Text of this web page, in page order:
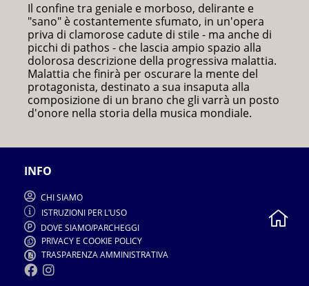
Il confine tra geniale e morboso, delirante e
"sano" è costantemente sfumato, in un'opera
priva di clamorose cadute di stile - ma anche di
picchi di pathos - che lascia ampio spazio alla
dolorosa descrizione della progressiva malattia.
Malattia che finirà per oscurare la mente del
protagonista, destinato a sua insaputa alla
composizione di un brano che gli varrà un posto
d'onore nella storia della musica mondiale.
INFO
CHI SIAMO
ISTRUZIONI PER L'USO
DOVE SIAMO/PARCHEGGI
PRIVACY E COOKIE POLICY
TRASPARENZA AMMINISTRATIVA